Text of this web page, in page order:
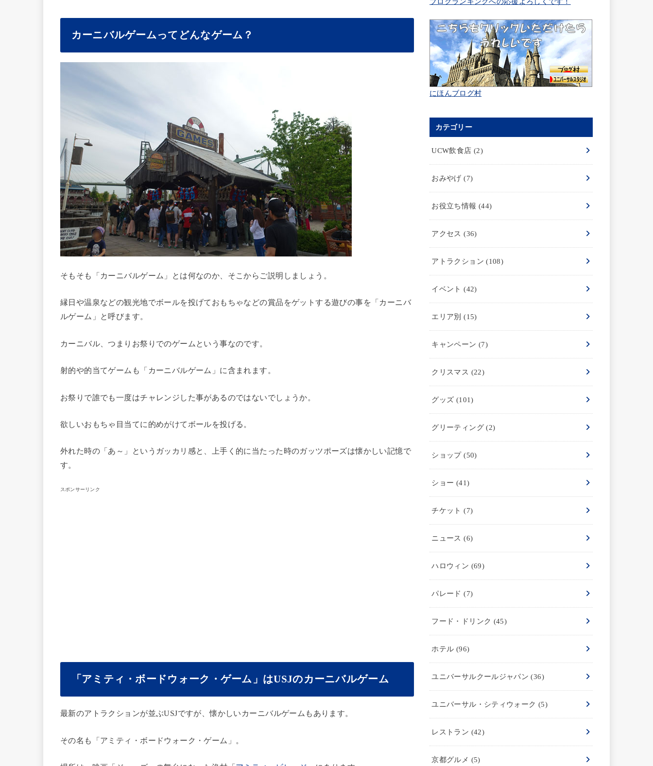
カーニバルゲームってどんなゲーム？
そもそも「カーニバルゲーム」とは何なのか、そこからご説明しましょう。
縁日や温泉などの観光地でボールを投げておもちゃなどの賞品をゲットする遊びの事を「カーニバ
ルゲーム」と呼びます。
カーニバル、つまりお祭りでのゲームという事なのです。
射的や的当てゲームも「カーニバルゲーム」に含まれます。
お祭りで誰でも一度はチャレンジした事があるのではないでしょうか。
欲しいおもちゃ目当てに的めがけてボールを投げる。
外れた時の「あ～」というガッカリ感と、上手く的に当たった時のガッツポーズは懐かしい記憶で
す。
スポンサーリンク
「アミティ・ボードウォーク・ゲーム」はUSJのカーニバルゲーム
最新のアトラクションが並ぶUSJですが、懐かしいカーニバルゲームもあります。
その名も「アミティ・ボードウォーク・ゲーム」。
にほんブログ村
カテゴリー
UCW飲食店 (2)
おみやげ(7)
お役立ち情報 (44)
アクセス(36)
アトラクション(108)
イベント(42)
エリア別(15)
キャンペーン (7)
クリスマス (22)
グッズ (101)
グリーティング(2)
ショップ(50)
ショー (41)
チケット(7)
ニュース(6)
ハロウィン (69)
パレード(7)
フード・ドリンク (45)
ホテル (96)
ユニバーサルクールジャパン(36)
ユニバーサル・シティウォーク (5)
レストラン (42)
京都グルメ (5)